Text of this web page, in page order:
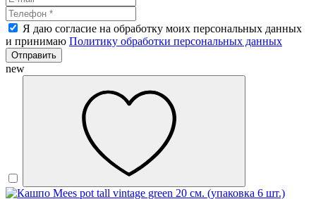
Я даю согласие на обработку моих персональных данных
и принимаю Политику обработки персональных данных
Отправить
new